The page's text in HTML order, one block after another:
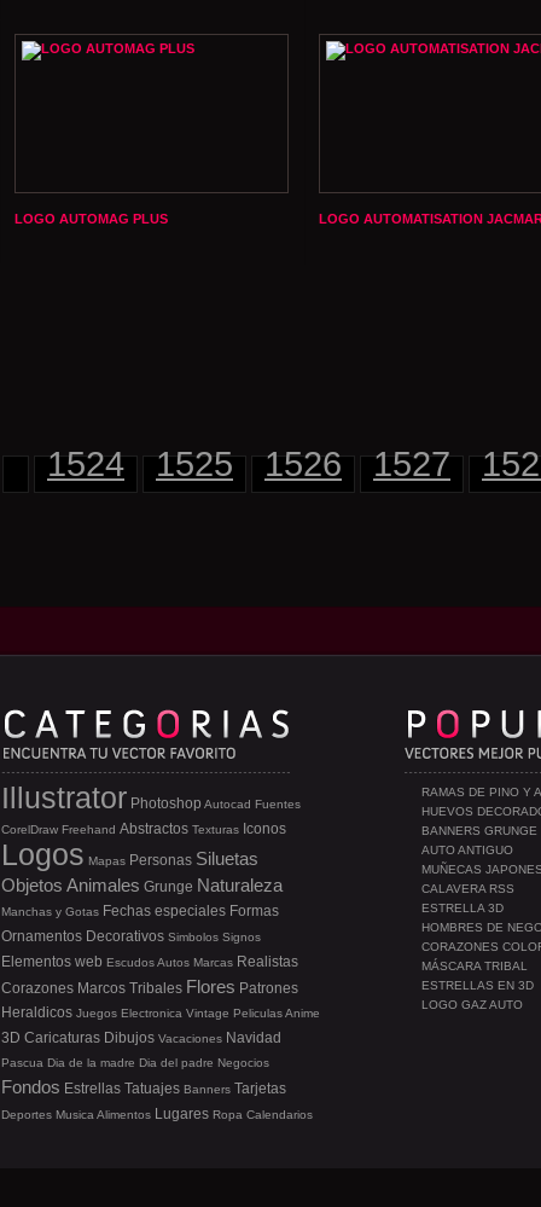
LOGO AUTOMAG PLUS LOGO AUTOMATISATION
1524 1525 1526 1527
RAMAS DE PINO Y
HUEVOS
BANNERS GRUNGE
AUTO ANTIGUO
MUÑECAS
CALAVERA RSS
ESTRELLA 3D
HOMBRES DE
CORAZONES
MÁSCARA TRIBAL
ESTRELLAS EN 3D
LOGO GAZ AUTO
Illustrator Photoshop Autocad Fuentes
CorelDraw Freehand Abstractos Texturas Iconos
Logos Mapas Personas Siluetas
Objetos Animales Grunge Naturaleza
Manchas y Gotas Fechas especiales Formas
Ornamentos Decorativos Simbolos Signos
Elementos web EscudosAutos Marcas Realistas
Corazones Marcos Tribales Flores Patrones
Heraldicos Juegos Electronica Vintage PeliculasAnime
3D Caricaturas Dibujos Vacaciones Navidad
Pascua Dia de la madre Dia del padre Negocios
Fondos Estrellas Tatuajes Banners Tarjetas
Deportes Musica Alimentos Lugares Ropa Calendarios